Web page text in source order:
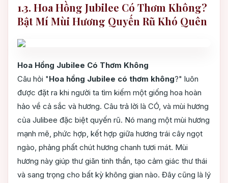
1.3. Hoa Hồng Jubilee Có Thơm Không?
Bật Mí Mùi Hương Quyến Rũ Khó Quên
Hoa Hồng Jubilee Có Thơm Không
Câu hỏi "Hoa hồng Jubilee có thơm không?" luôn
được đặt ra khi người ta tìm kiếm một giống hoa hoàn
hảo về cả sắc và hương. Câu trả lời là CÓ, và mùi hương
của Julibee đặc biệt quyến rũ. Nó mang một mùi hương
mạnh mẽ, phức hợp, kết hợp giữa hương trái cây ngọt
ngào, phảng phất chút hương chanh tươi mát. Mùi
hương này giúp thư giãn tinh thần, tạo cảm giác thư thái
và sang trọng cho bất kỳ không gian nào. Đây cũng là lý